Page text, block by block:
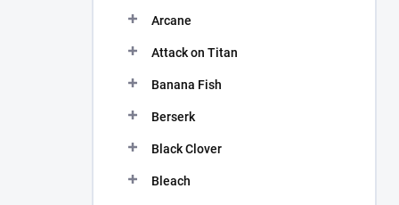
Arcane
Attack on Titan
Banana Fish
Berserk
Black Clover
Bleach